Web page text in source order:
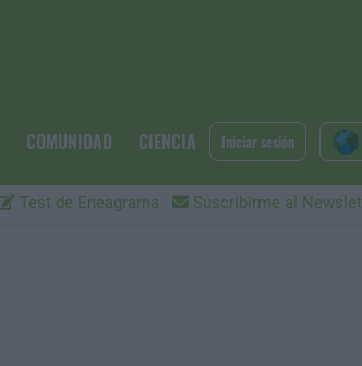
COMUNIDAD CIENCIA
Test de Eneagrama Suscribirme al
Iniciar sesión